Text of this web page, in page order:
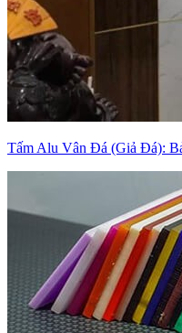
Tấm Alu Vân Đá (Giả Đá):